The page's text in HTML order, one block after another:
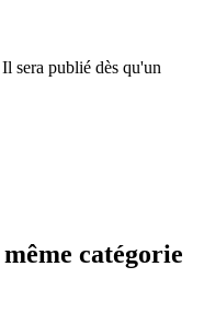
sera publié dès qu'un
catégorie